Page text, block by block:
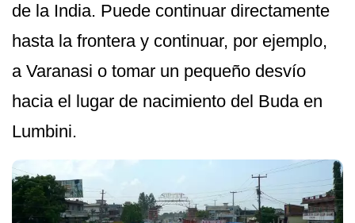
de la India. Puede continuar directamente
hasta la frontera y continuar, por ejemplo,
a Varanasi o tomar un pequeño desvío
hacia el lugar de nacimiento del Buda en
Lumbini.